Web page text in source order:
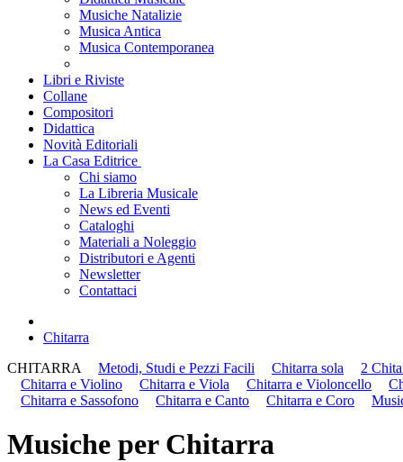
Musiche Natalizie
Musica Antica
Musica Contemporanea
Libri e Riviste
Collane
Compositori
Didattica
Novità Editoriali
La Casa Editrice
Chi siamo
La Libreria Musicale
News ed Eventi
Cataloghi
Materiali a Noleggio
Distributori e Agenti
Newsletter
Contattaci
Chitarra
CHITARRA
Metodi, Studi e Pezzi Facili Chitarra sola
2
Chitarra e Violino
Chitarra e Viola Chitarra e Violoncello
Chitarra e Sassofono
Chitarra e Canto Chitarra e Coro
Musiche per Chitarra